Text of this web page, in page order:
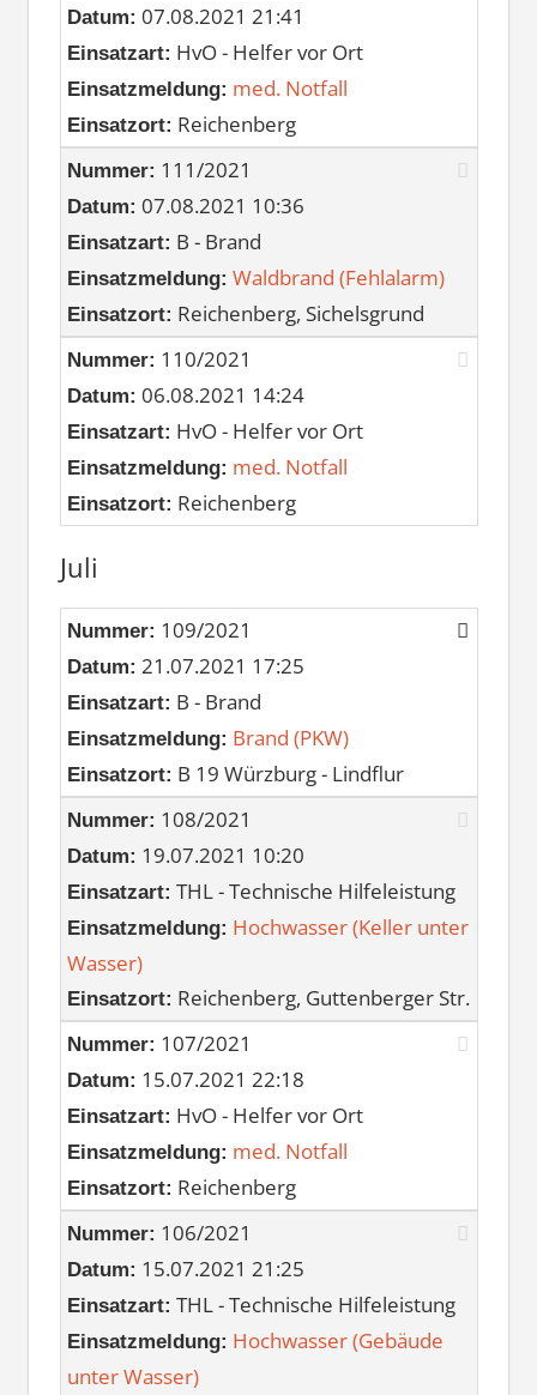
Datum: 07.08.2021 21:41
Einsatzart: HvO - Helfer vor Ort
Einsatzmeldung: med. Notfall
Einsatzort: Reichenberg
Nummer: 111/2021
Datum: 07.08.2021 10:36
Einsatzart: B - Brand
Einsatzmeldung: Waldbrand (Fehlalarm)
Einsatzort: Reichenberg, Sichelsgrund
Nummer: 110/2021
Datum: 06.08.2021 14:24
Einsatzart: HvO - Helfer vor Ort
Einsatzmeldung: med. Notfall
Einsatzort: Reichenberg
Juli
Nummer: 109/2021
Datum: 21.07.2021 17:25
Einsatzart: B - Brand
Einsatzmeldung: Brand (PKW)
Einsatzort: B 19 Würzburg - Lindflur
Nummer: 108/2021
Datum: 19.07.2021 10:20
Einsatzart: THL - Technische Hilfeleistung
Einsatzmeldung: Hochwasser (Keller unter
Wasser)
Einsatzort: Reichenberg, Guttenberger Str.
Nummer: 107/2021
Datum: 15.07.2021 22:18
Einsatzart: HvO - Helfer vor Ort
Einsatzmeldung: med. Notfall
Einsatzort: Reichenberg
Nummer: 106/2021
Datum: 15.07.2021 21:25
Einsatzart: THL - Technische Hilfeleistung
Einsatzmeldung: Hochwasser (Gebäude
unter Wasser)